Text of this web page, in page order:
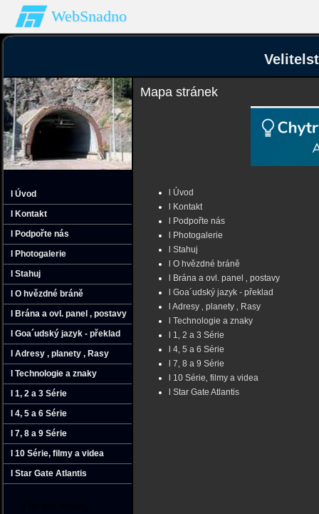
WebSnadno
l Úvod
l Kontakt
l Podpořte nás
l Photogalerie
l Stahuj
l O hvězdné bráně
l Brána a ovl. panel ‚ postavy
l Goa´udský jazyk - překlad
l Adresy ‚ planety ‚ Rasy
l Technologie a znaky
l 1‚ 2 a 3 Série
l 4‚ 5 a 6 Série
l 7‚ 8 a 9 Série
l 10 Série‚ filmy a videa
l Star Gate Atlantis
Mapa stránek
l Úvod
l Kontakt
l Podpořte nás
l Photogalerie
l Stahuj
l O hvězdné bráně
l Brána a ovl. panel ‚ postavy
l Goa´udský jazyk - překlad
l Adresy ‚ planety ‚ Rasy
l Technologie a znaky
l 1‚ 2 a 3 Série
l 4‚ 5 a 6 Série
l 7‚ 8 a 9 Série
l 10 Série‚ filmy a videa
l Star Gate Atlantis